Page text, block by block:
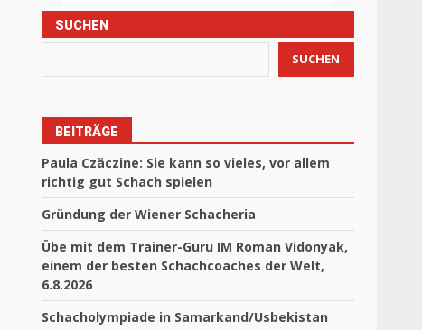
SUCHEN
SUCHEN
BEITRÄGE
Paula Czäczine: Sie kann so vieles, vor allem
richtig gut Schach spielen
Gründung der Wiener Schacheria
Übe mit dem Trainer-Guru IM Roman Vidonyak,
einem der besten Schachcoaches der Welt,
6.8.2026
Schacholympiade in Samarkand/Usbekistan